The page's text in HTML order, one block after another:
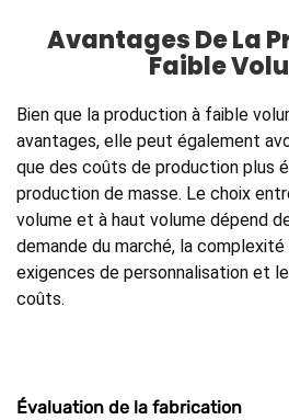
Avantages De La
Faible
Bien que la production à faible
avantages, elle peut également
que des coûts de production plus
production de masse. Le choix
volume et à haut volume dépend
demande du marché, la
exigences de personnalisation et
coûts.
Évaluation de la fabrication